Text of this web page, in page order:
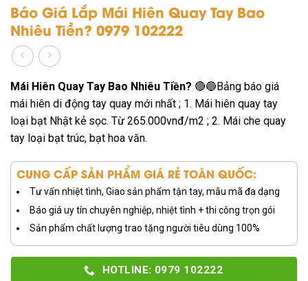
Báo Giá Lắp Mái Hiên Quay Tay Bao
Nhiêu Tiền? 0979 102222
Mái Hiên Quay Tay Bao Nhiêu Tiền? 🔴🔵Bảng báo giá
mái hiên di động tay quay mới nhất ; 1. Mái hiên quay tay
loại bạt Nhật kẻ sọc. Từ 265.000vnđ/m2 ; 2. Mái che quay
tay loại bạt trúc, bạt hoa văn.
CUNG CẤP SẢN PHẨM GIÁ RẺ TOÀN QUỐC:
Tư vấn nhiệt tình, Giao sản phẩm tận tay, mẫu mã đa dạng
Báo giá uy tín chuyên nghiệp, nhiệt tình + thi công trọn gói
Sản phẩm chất lượng trao tặng người tiêu dùng 100%
HOTLINE: 0979 102222